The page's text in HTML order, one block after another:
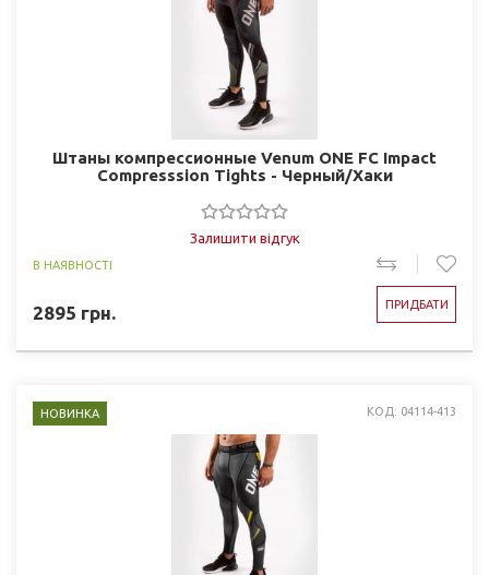
Штаны компрессионные Venum ONE FC Impact
Compresssion Tights - Черный/Хаки
Залишити відгук
В НАЯВНОСТІ
2895 грн. ПРИДБАТИ
НОВИНКА КОД: 04114-413